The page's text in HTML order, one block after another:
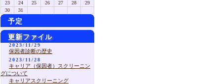
23
24 25 26 27 28
29
30
31
予定
更新ファイル
2023/11/29
保因者診断の歴史
2023/11/28
キャリア（保因者）スクリーニン
グについて
キャリアスクリーニング